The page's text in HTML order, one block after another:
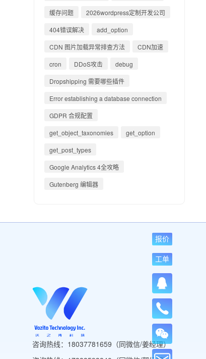
缓存问题
2026wordpress定制开发公司
404错误解决
add_option
CDN 图片加载异常排查方法
CDN加速
cron
DDoS攻击
debug
Dropshipping 需要哪些插件
Error establishing a database connection
GDPR 合规配置
get_object_taxonomies
get_option
get_post_types
Google Analytics 4全攻略
Gutenberg 编辑器
咨询热线：18037781659（同微信/姜经理）
报价
工单